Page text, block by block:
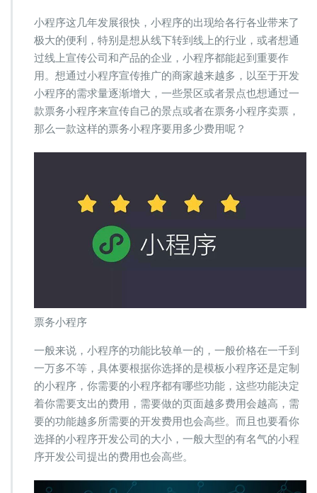
票
务
小
程
序
需
要
多
少
小程序这几年发展很快，小程序的出现给各行各业带来了
极大的便利，特别是想从线下转到线上的行业，或者想通
过线上宣传公司和产品的企业，小程序都能起到重要作
用。想通过小程序宣传推广的商家越来越多，以至于开发
小程序的需求量逐渐增大，一些景区或者景点也想通过一
款票务小程序来宣传自己的景点或者在票务小程序卖票，
那么一款这样的票务小程序要用多少费用呢？
票务小程序
一般来说，小程序的功能比较单一的，一般价格在一千到
一万多不等，具体要根据你选择的是模板小程序还是定制
的小程序，你需要的小程序都有哪些功能，这些功能决定
着你需要支出的费用，需要做的页面越多费用会越高，需
要的功能越多所需要的开发费用也会高些。而且也要看你
选择的小程序开发公司的大小，一般大型的有名气的小程
序开发公司提出的费用也会高些。